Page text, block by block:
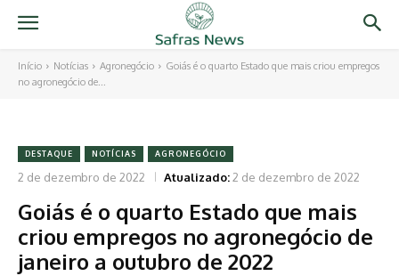
Início Notícias Agronegócio
Goiás é o quarto Estado que mais criou empregos
no agronegócio de...
DESTAQUE NOTÍCIAS AGRONEGÓCIO
2 de dezembro de 2022 Atualizado:2 de dezembro de 2022
Goiás é o quarto Estado que mais
criou empregos no agronegócio de
janeiro a outubro de 2022